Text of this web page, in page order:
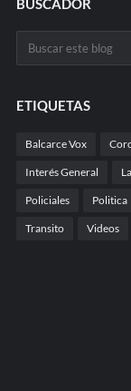
BUSCADOR
ETIQUETAS
Balcarce Vox
Interés General
Policiales Politica
Transito Videos